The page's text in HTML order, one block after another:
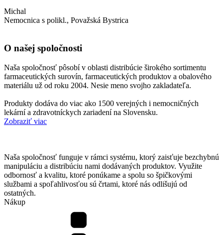
Michal
Nemocnica s polikl., Považská Bystrica
O našej spoločnosti
Naša spoločnosť pôsobí v oblasti distribúcie širokého sortimentu
farmaceutických surovín, farmaceutických produktov a obalového
materiálu už od roku 2004. Nesie meno svojho zakladateľa.
Produkty dodáva do viac ako 1500 verejných i nemocničných
lekární a zdravotníckych zariadení na Slovensku.
Zobraziť viac
Naša spoločnosť funguje v rámci systému, ktorý zaisťuje bezchybnú
manipuláciu a distribúciu nami dodávaných produktov. Využite
odbornosť a kvalitu, ktoré ponúkame a spolu so špičkovými
službami a spoľahlivosťou sú črtami, ktoré nás odlišujú od
ostatných.
Nákup